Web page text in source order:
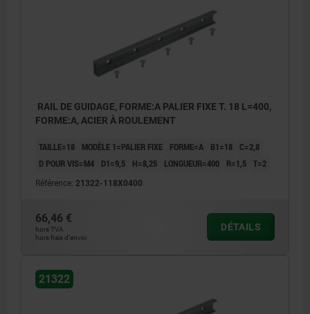
RAIL DE GUIDAGE, FORME:A PALIER FIXE T. 18 L=400,
FORME:A, ACIER À ROULEMENT
TAILLE=18 MODÈLE 1=PALIER FIXE FORME=A B1=18
C=2,8
D POUR VIS=M4
D1=9,5 H=8,25 LONGUEUR=400 R=1,5 T=2
Référence: 21322-118X0400
66,46 €
hors TVA
hors frais d’envoi
DÉTAILS
21322